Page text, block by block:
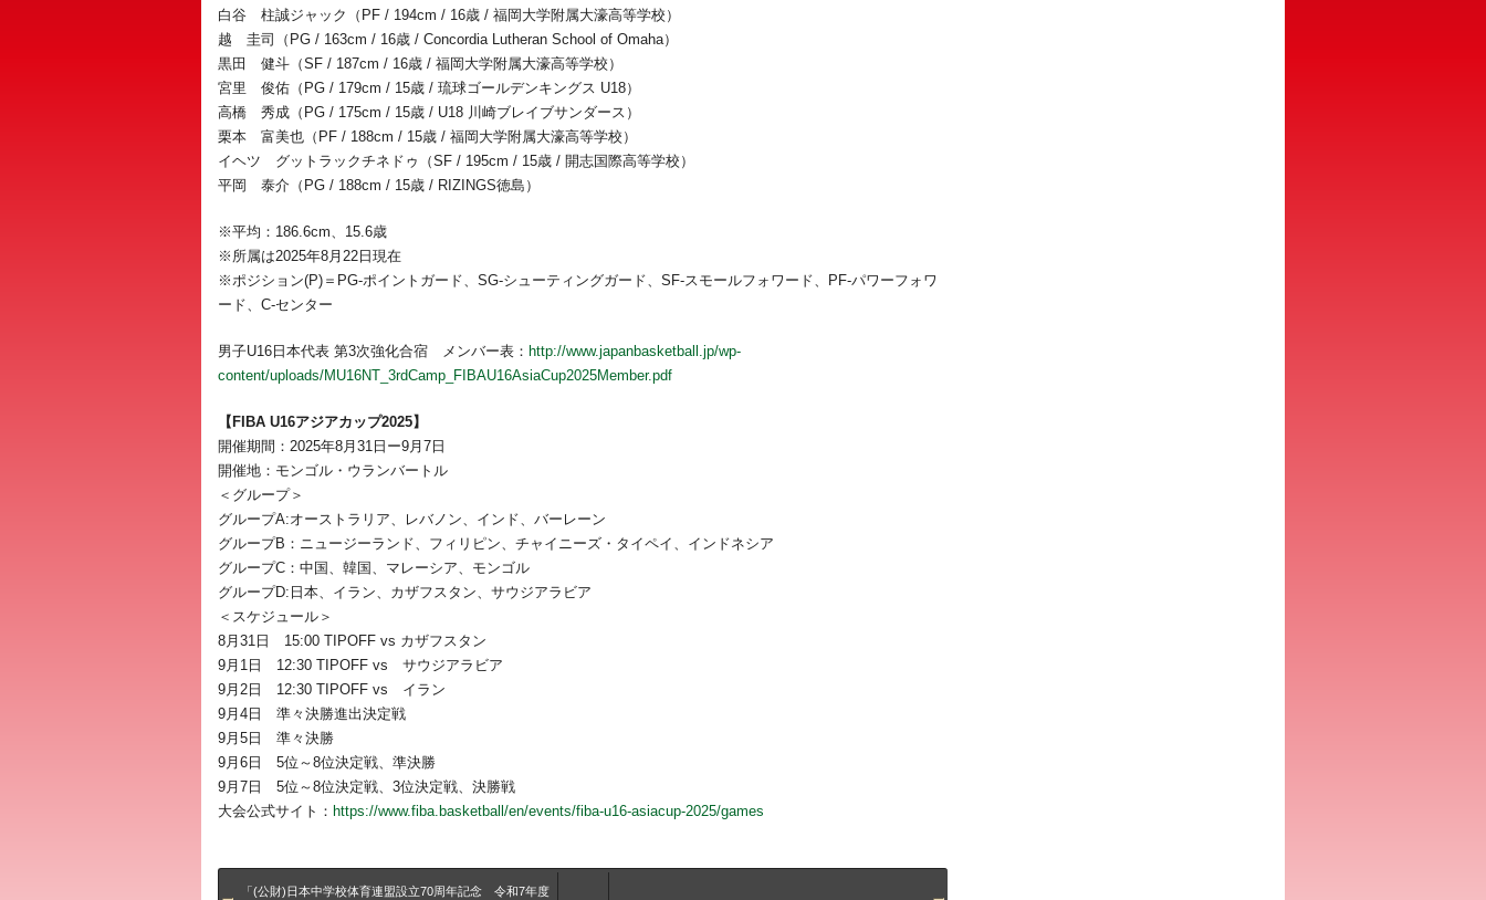
白谷 柱誠ジャック（PF / 194cm / 16歳 / 福岡大学附属大濠高等学校）
越 圭司（PG / 163cm / 16歳 / Concordia Lutheran School of Omaha）
黒田 健斗（SF / 187cm / 16歳 / 福岡大学附属大濠高等学校）
宮里 俊佑（PG / 179cm / 15歳 / 琉球ゴールデンキングス U18）
高橋 秀成（PG / 175cm / 15歳 / U18 川崎ブレイブサンダース）
栗本 富美也（PF / 188cm / 15歳 / 福岡大学附属大濠高等学校）
イヘツ グットラックチネドゥ（SF / 195cm / 15歳 / 開志国際高等学校）
平岡 泰介（PG / 188cm / 15歳 / RIZINGS徳島）
※平均：186.6cm、15.6歳
※所属は2025年8月22日現在
※ポジション(P)＝PG-ポイントガード、SG-シューティングガード、SF-スモールフォワード、PF-パワーフォワ
ード、C-センター
男子U16日本代表 第3次強化合宿 メンバー表： http://www.japanbasketball.jp/wp-
content/uploads/MU16NT_3rdCamp_FIBAU16AsiaCup2025Member.pdf
【FIBA U16アジアカップ2025】
開催期間：2025年8月31日ー9月7日
開催地：モンゴル・ウランバートル
＜グループ＞
グループA:オーストラリア、レバノン、インド、バーレーン
グループB：ニュージーランド、フィリピン、チャイニーズ・タイペイ、インドネシア
グループC：中国、韓国、マレーシア、モンゴル
グループD:日本、イラン、カザフスタン、サウジアラビア
＜スケジュール＞
8月31日 15:00 TIPOFF vs カザフスタン
9月1日 12:30 TIPOFF vs サウジアラビア
9月2日 12:30 TIPOFF vs イラン
9月4日 準々決勝進出決定戦
9月5日 準々決勝
9月6日 5位～8位決定戦、準決勝
9月7日 5位～8位決定戦、3位決定戦、決勝戦
大会公式サイト： https://www.fiba.basketball/en/events/fiba-u16-asiacup-2025/games
「(公財)日本中学校体育連盟設立70周年記念 令和7年度